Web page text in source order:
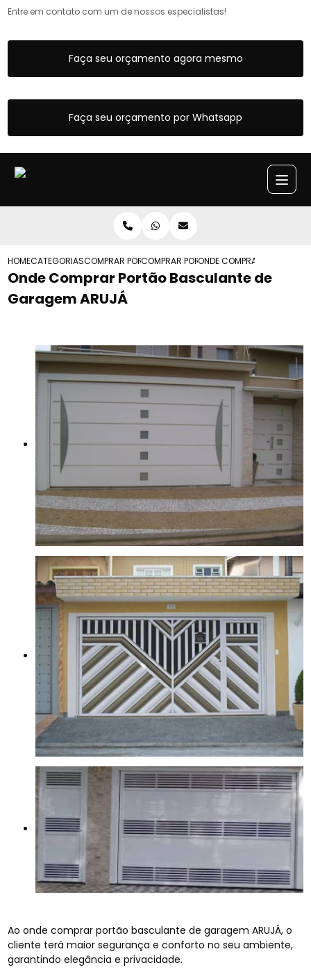
Entre em contato com um de nossos especialistas!
Faça seu orçamento agora mesmo
Faça seu orçamento por Whatsapp
HOMECATEGORIASCOMPRAR PORTAO BASCULANTE
COMPRAR PORTOES BASCULANTE
ONDE COMPRAR PORTAO
Onde Comprar Portão Basculante de
Garagem ARUJÁ
Ao onde comprar portão basculante de garagem ARUJÁ, o
cliente terá maior segurança e conforto no seu ambiente,
garantindo elegância e privacidade.